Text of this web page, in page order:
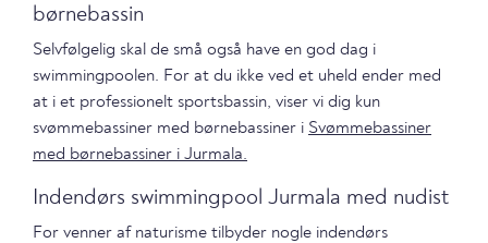
børnebassin
Selvfølgelig skal de små også have en god dag i
swimmingpoolen. For at du ikke ved et uheld ender med
at i et professionelt sportsbassin, viser vi dig kun
svømmebassiner med børnebassiner i Svømmebassiner
med børnebassiner i Jurmala.
Indendørs swimmingpool Jurmala med nudist
For venner af naturisme tilbyder nogle indendørs